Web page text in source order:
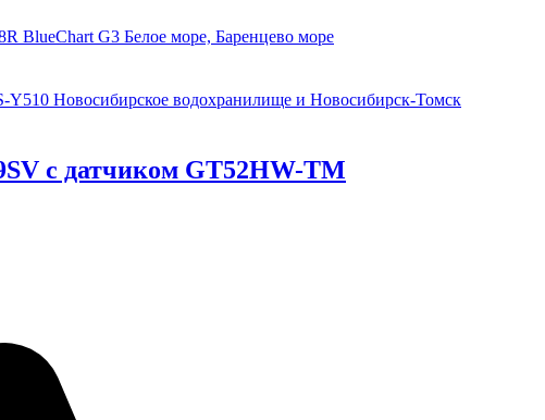
BlueChart G3 Белое море, Баренцево море
Y510 Новосибирское водохранилище и Новосибирск-Томск
с датчиком GT52HW-TM